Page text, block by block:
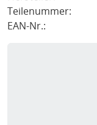
Teilenummer:
EAN-Nr.: